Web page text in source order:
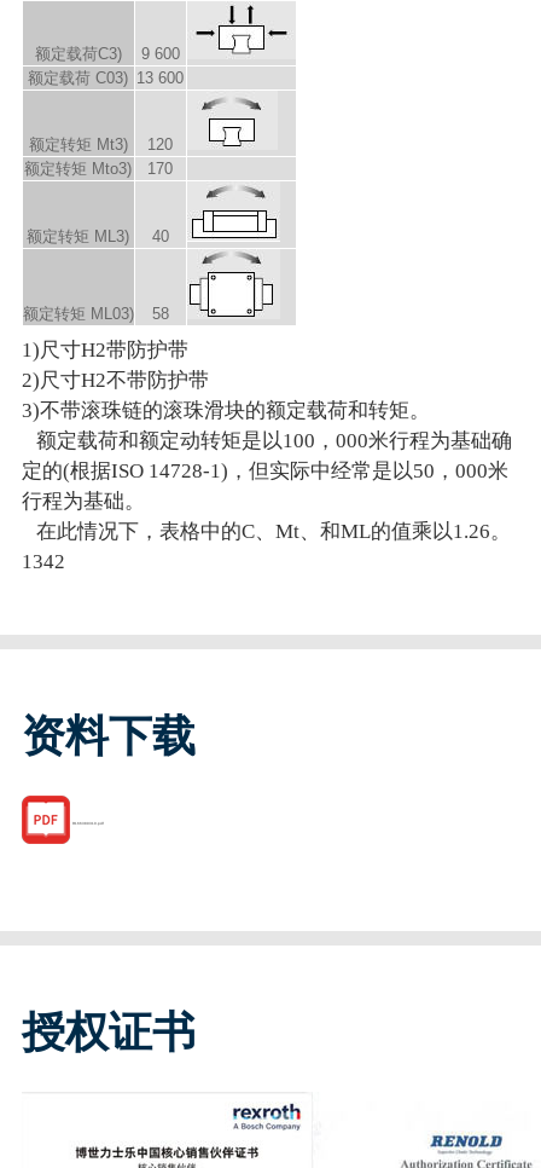
额定载荷C3)
9 600
额定载荷 C03) 13 600
额定转矩 Mt3)
120
额定转矩 Mto3) 170
额定转矩 M L3) 40
额定转矩 M L03) 58
1)尺寸H2带防护带
2)尺寸H2不带防护带
3)不带滚珠链的滚珠滑块的额定载荷和转矩。
额定载荷和额定动转矩是以100，000米行程为基础确
定的(根据ISO 14728-1)，但实际中经常是以50，000米
行程为基础。
在此情况下，表格中的C、Mt、和ML的值乘以1.26。
1342
资料下载
R166389310.pdf
授权证书